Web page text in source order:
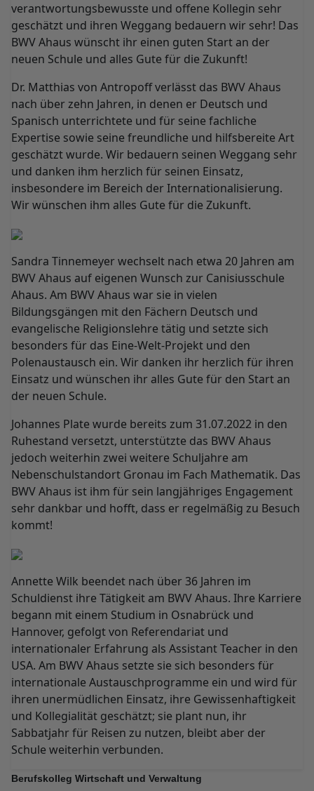
verantwortungsbewusste und offene Kollegin sehr
geschätzt und ihren Weggang bedauern wir sehr! Das
BWV Ahaus wünscht ihr einen guten Start an der
neuen Schule und alles Gute für die Zukunft!
Dr. Matthias von Antropoff verlässt das BWV Ahaus
nach über zehn Jahren, in denen er Deutsch und
Spanisch unterrichtete und für seine fachliche
Expertise sowie seine freundliche und hilfsbereite Art
geschätzt wurde. Wir bedauern seinen Weggang sehr
und danken ihm herzlich für seinen Einsatz,
insbesondere im Bereich der Internationalisierung.
Wir wünschen ihm alles Gute für die Zukunft.
Sandra Tinnemeyer wechselt nach etwa 20 Jahren am
BWV Ahaus auf eigenen Wunsch zur Canisiusschule
Ahaus. Am BWV Ahaus war sie in vielen
Bildungsgängen mit den Fächern Deutsch und
evangelische Religionslehre tätig und setzte sich
besonders für das Eine-Welt-Projekt und den
Polenaustausch ein. Wir danken ihr herzlich für ihren
Einsatz und wünschen ihr alles Gute für den Start an
der neuen Schule.
Johannes Plate wurde bereits zum 31.07.2022 in den
Ruhestand versetzt, unterstützte das BWV Ahaus
jedoch weiterhin zwei weitere Schuljahre am
Nebenschulstandort Gronau im Fach Mathematik. Das
BWV Ahaus ist ihm für sein langjähriges Engagement
sehr dankbar und hofft, dass er regelmäßig zu Besuch
kommt!
Annette Wilk beendet nach über 36 Jahren im
Schuldienst ihre Tätigkeit am BWV Ahaus. Ihre Karriere
begann mit einem Studium in Osnabrück und
Hannover, gefolgt von Referendariat und
internationaler Erfahrung als Assistant Teacher in den
USA. Am BWV Ahaus setzte sie sich besonders für
internationale Austauschprogramme ein und wird für
ihren unermüdlichen Einsatz, ihre Gewissenhaftigkeit
und Kollegialität geschätzt; sie plant nun, ihr
Sabbatjahr für Reisen zu nutzen, bleibt aber der
Schule weiterhin verbunden.
Berufskolleg Wirtschaft und Verwaltung